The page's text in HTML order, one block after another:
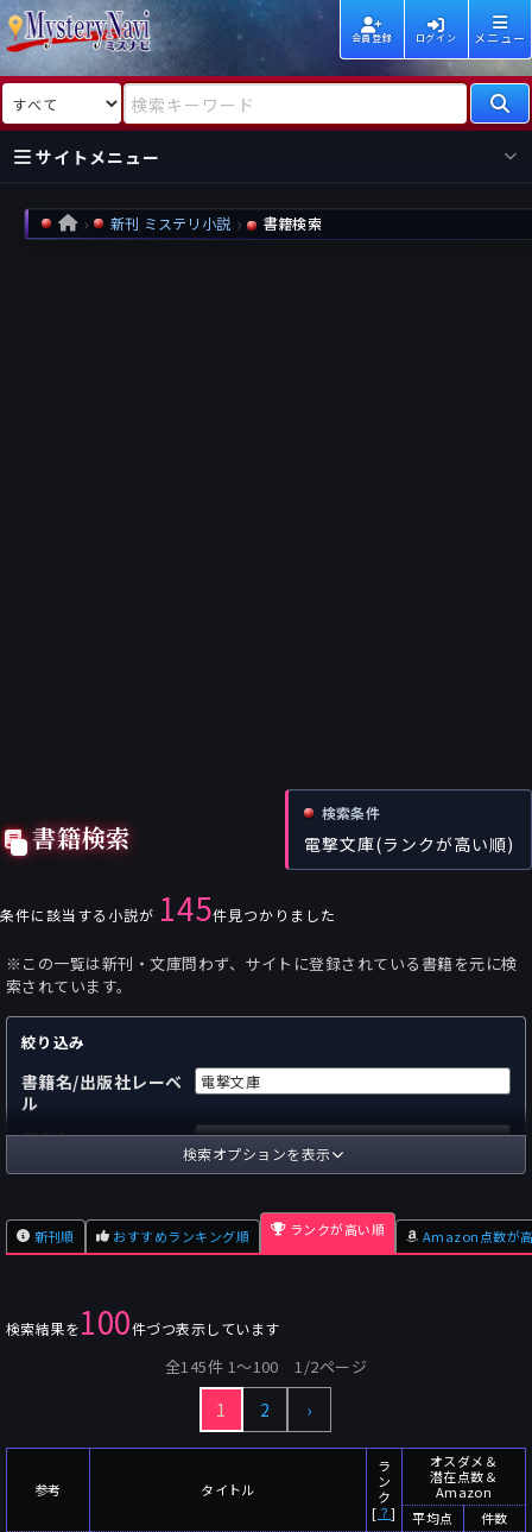
会員登録 ログイン メニュー
検索対象 検索キーワード
サイトメニュー
国内
作家
海外
作家
新着
レビュー
情報
HOME 新刊 ミステリ小説 書籍検索
書籍検索
検索条件
電撃文庫(ランクが高い順)
条件に該当する小説が 145件見つかりました
※この一覧は新刊・文庫問わず、サイトに登録されている書籍を元に検
索されています。
絞り込み
書籍名/出版社レーベ
ル
著者名
国内
海外
出版社
フォーマット
～
～
件
人
検索オプションを表示
新刊順 おすすめランキング順 ランクが高い順 Amazon点数が
検索結果を100件づつ表示しています
全145件 1〜100 1/2ページ
1 2 ›
参考 タイトル
ラ
ン
ク
[ ？]
オスダメ＆
潜在点数＆
Amazon
平均点
件数